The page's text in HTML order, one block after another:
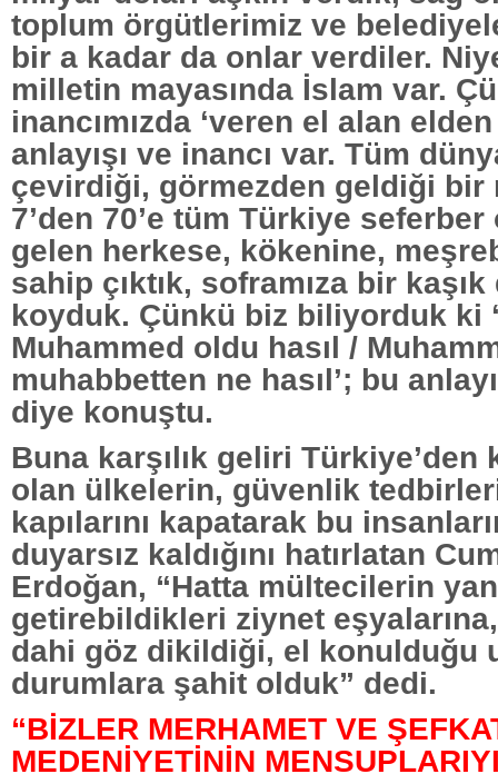
toplum örgütlerimiz ve
bir a kadar da onlar verdiler.
milletin mayasında İslam var.
inancımızda ‘veren el alan elden
anlayışı ve inancı var. Tüm
çevirdiği, görmezden geldiği bir
7’den 70’e tüm Türkiye seferber
gelen herkese, kökenine,
sahip çıktık, soframıza bir
koyduk. Çünkü biz biliyorduk ki
Muhammed oldu hasıl /
muhabbetten ne hasıl’; bu
diye konuştu.
Buna karşılık geliri Türkiye’den
olan ülkelerin, güvenlik
kapılarını kapatarak bu
duyarsız kaldığını hatırlatan
Erdoğan, “Hatta mültecilerin
getirebildikleri ziynet
dahi göz dikildiği, el konulduğu
durumlara şahit olduk” dedi.
“BİZLER MERHAMET VE
MEDENİYETİNİN